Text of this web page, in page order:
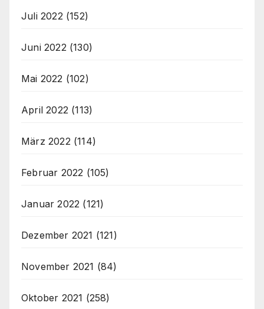
Juli 2022 (152)
Juni 2022 (130)
Mai 2022 (102)
April 2022 (113)
März 2022 (114)
Februar 2022 (105)
Januar 2022 (121)
Dezember 2021 (121)
November 2021 (84)
Oktober 2021 (258)